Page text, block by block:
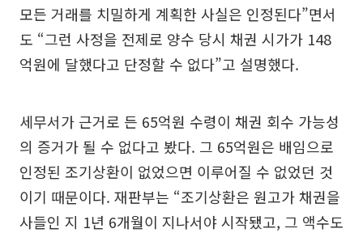
모든 거래를 치밀하게 계획한 사실은 인정된다”면서
도 “그런 사정을 전제로 양수 당시 채권 시가가 148
억원에 달했다고 단정할 수 없다”고 설명했다.
세무서가 근거로 든 65억원 수령이 채권 회수 가능성
의 증거가 될 수 없다고 봤다. 그 65억원은 배임으로
인정된 조기상환이 없었으면 이루어질 수 없었던 것
이기 때문이다. 재판부는 “조기상환은 원고가 채권을
사들인 지 1년 6개월이 지나서야 시작됐고, 그 액수도